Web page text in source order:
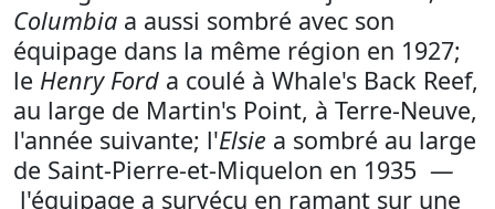
Columbia a aussi sombré avec son
équipage dans la même région en 1927;
le Henry Ford a coulé à Whale's Back Reef,
au large de Martin's Point, à Terre-Neuve,
l'année suivante; l'Elsie a sombré au large
de Saint-Pierre-et-Miquelon en 1935 —
l'équipage a survécu en ramant sur une